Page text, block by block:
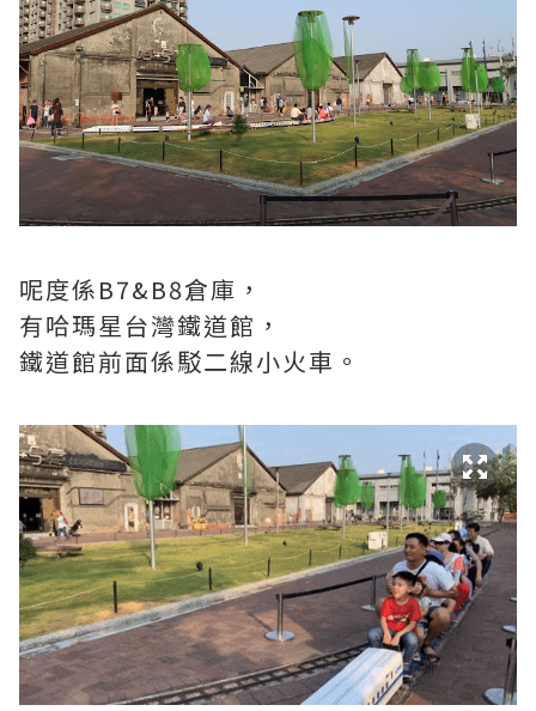
呢度係B7&B8倉庫，
有哈瑪星台灣鐵道館，
鐵道館前面係駁二線小火車。